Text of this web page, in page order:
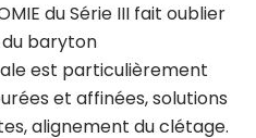
du Série III fait oublier
baryton
est particulièrement
et affinées, solutions
alignement du clétage.